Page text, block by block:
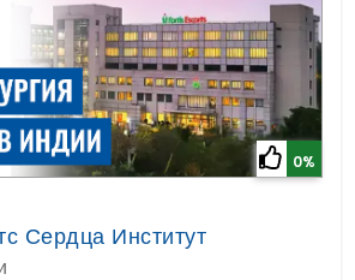
0%
Сердца Институт